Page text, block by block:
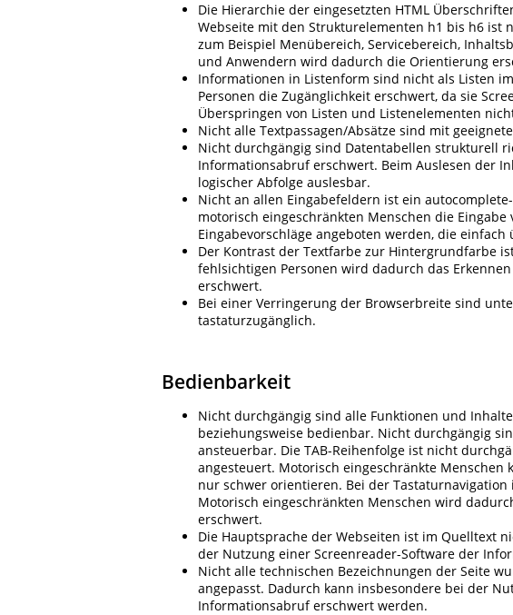
Die Hierarchie der eingesetzten HTML
Webseite mit den Strukturelementen h1 bis h6 ist
zum Beispiel Menübereich, Servicebereich,
und Anwendern wird dadurch die Orientierung
Informationen in Listenform sind nicht als Listen
Personen die Zugänglichkeit erschwert, da sie
Überspringen von Listen und Listenelementen
Nicht alle Textpassagen/Absätze sind mit
Nicht durchgängig sind Datentabellen strukturell
Informationsabruf erschwert. Beim Auslesen der
logischer Abfolge auslesbar.
Nicht an allen Eingabefeldern ist ein
motorisch eingeschränkten Menschen die
Eingabevorschläge angeboten werden, die
Der Kontrast der Textfarbe zur Hintergrundfarbe
fehlsichtigen Personen wird dadurch das
erschwert.
Bei einer Verringerung der Browserbreite sind
tastaturzugänglich.
Bedienbarkeit
Nicht durchgängig sind alle Funktionen und
beziehungsweise bedienbar. Nicht durchgängig
ansteuerbar. Die TAB-Reihenfolge ist nicht
angesteuert. Motorisch eingeschränkte
nur schwer orientieren. Bei der
Motorisch eingeschränkten Menschen wird
erschwert.
Die Hauptsprache der Webseiten ist im Quelltext
der Nutzung einer Screenreader-Software der
Nicht alle technischen Bezeichnungen der Seite
angepasst. Dadurch kann insbesondere bei der
Informationsabruf erschwert werden.